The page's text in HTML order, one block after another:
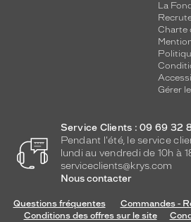
La
Charte
Gérer
Service Clients : 09 69 32
Pendant l'été, le service
lundi au vendredi de 10h à
serviceclients@krys.com
Nous contacter
Questions fréquentes
Commandes -
Conditions des offres sur le site